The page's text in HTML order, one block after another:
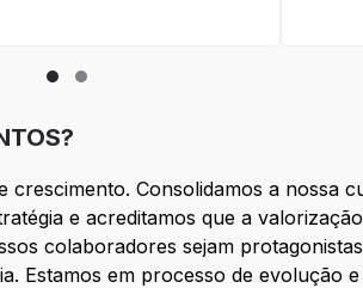
Consolidamos a nossa
e acreditamos que a
colaboradores sejam
Estamos em processo de evolução